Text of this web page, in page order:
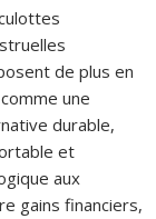
de plus en
une
durable,
et
aux
gains financiers,